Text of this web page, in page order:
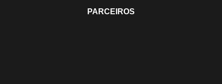
PARCEIROS